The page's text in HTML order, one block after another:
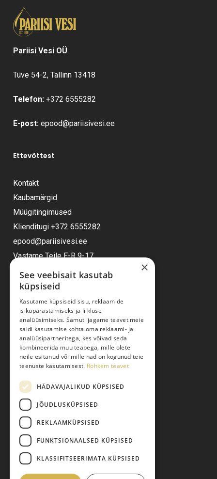
Pariisi Vesi OÜ
Tüve 54-2, Tallinn 13418
Telefon: +372 6555282
E-post: epood@pariisivesi.ee
Ettevõttest
Kontakt
Kaubamärgid
Müügitingimused
Klienditugi +372 6555282
epood@pariisivesi.ee
Vastame Teile E-R 9-17
Ostuabi
Kauba kohaletoimetamine
Toodete tellimine
Maksmine
Järelmaks
Pretensiooni esitamine
Isikuandmete töötlemine
×
See veebisait kasutab
küpsiseid
Kasutame küpsiseid sisu, reklaamide
isikupärastamiseks ja liikluse
analüüsimiseks. Samuti jagame teavet meie
saidi kasutamise kohta oma reklaami- ja
analüüsipartneritega, kes võivad seda
kombineerida muu teabega, mille olete
neile esitanud või mille nad on kogunud teie
teenuste kasutamisest. Rohkem teavet
HÄDAVAJALIKUD KÜPSISED
JÕUDLUSKÜPSISED
REKLAAMKÜPSISED
FUNKTSIONAALSED KÜPSISED
KLASSIFITSEERIMATA KÜPSISED